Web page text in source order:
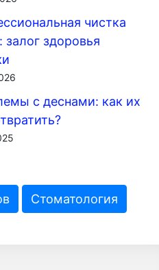
чистка
залог здоровья
с деснами: как их
Стоматология